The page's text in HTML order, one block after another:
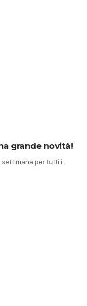
grande novità!
settimana per tutti i…